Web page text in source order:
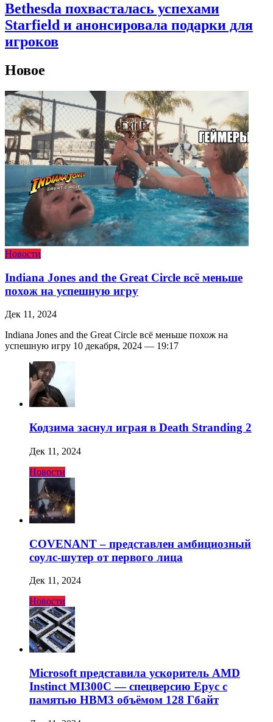
Bethesda похвасталась успехами
Starfield и анонсировала подарки для
игроков
Новое
Новости
Indiana Jones and the Great Circle всё меньше
похож на успешную игру
Дек 11, 2024
Indiana Jones and the Great Circle всё меньше похож на
успешную игру 10 декабря, 2024 — 19:17
Кодзима заснул играя в Death Stranding 2
Дек 11, 2024
Новости
COVENANT – представлен амбициозный
соулс-шутер от первого лица
Дек 11, 2024
Новости
Microsoft представила ускоритель AMD
Instinct MI300C — спецверсию Epyc с
памятью HBM3 объёмом 128 Гбайт